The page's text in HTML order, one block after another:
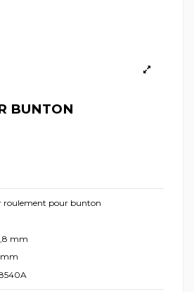
BUNTON
roulement pour bunton
mm
mm